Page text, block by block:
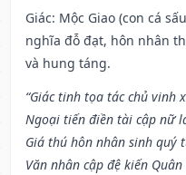
Giác: Mộc Giao (con cá
nghĩa đỗ đạt, hôn nhân
và hung táng.
“Giác tinh tọa tác chủ vinh
Ngoại tiến điền tài cập nữ
Giá thú hôn nhân sinh quý
Văn nhân cập đệ kiến